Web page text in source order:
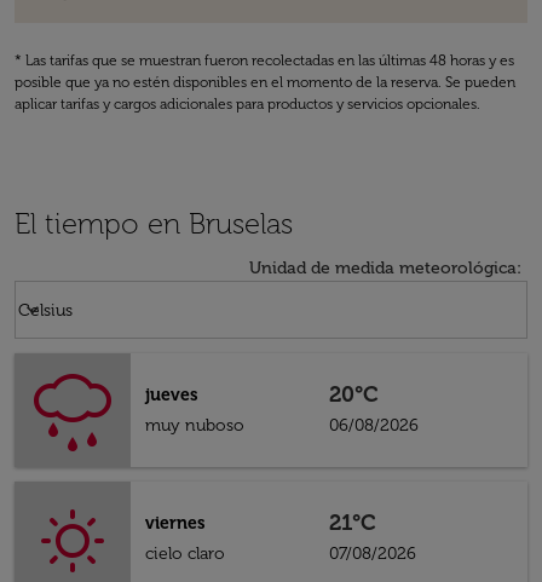
* Las tarifas que se muestran fueron recolectadas en las últimas 48 horas y es
posible que ya no estén disponibles en el momento de la reserva. Se pueden
aplicar tarifas y cargos adicionales para productos y servicios opcionales.
El tiempo en Bruselas
Unidad de medida meteorológica:
Celsius
keyboard_arrow_down
jueves
muy nuboso
20°C
06/08/2026
viernes
cielo claro
21°C
07/08/2026